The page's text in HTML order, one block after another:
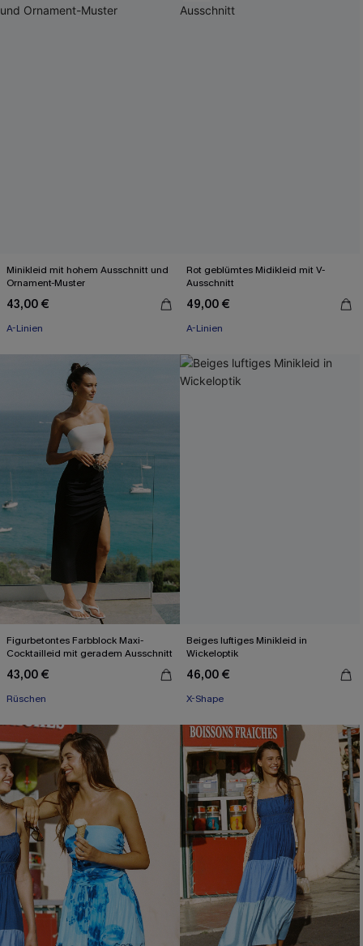
Minikleid mit hohem Ausschnitt und
Ornament-Muster
43,00 €
A-Linien
Rot geblümtes Midikleid mit V-
Ausschnitt
49,00 €
A-Linien
Figurbetontes Farbblock Maxi-
Cocktailleid mit geradem Ausschnitt
43,00 €
Rüschen
Beiges luftiges Minikleid in
Wickeloptik
46,00 €
X-Shape